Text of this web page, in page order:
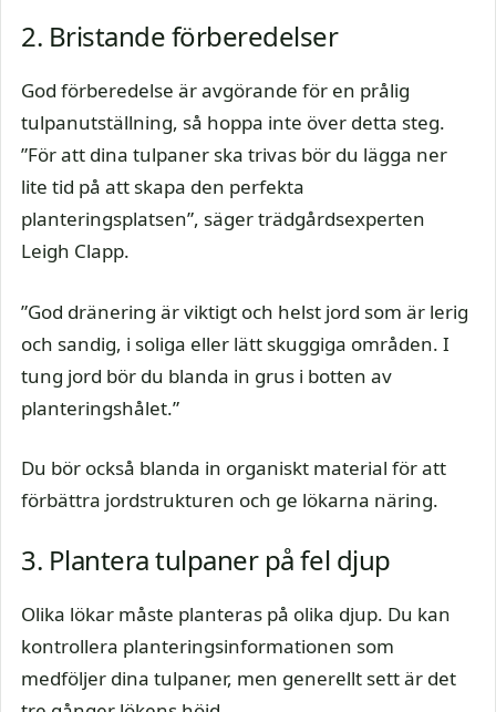
2. Bristande förberedelser
God förberedelse är avgörande för en prålig
tulpanutställning, så hoppa inte över detta steg.
”För att dina tulpaner ska trivas bör du lägga ner
lite tid på att skapa den perfekta
planteringsplatsen”, säger trädgårdsexperten
Leigh Clapp.
”God dränering är viktigt och helst jord som är lerig
och sandig, i soliga eller lätt skuggiga områden. I
tung jord bör du blanda in grus i botten av
planteringshålet.”
Du bör också blanda in organiskt material för att
förbättra jordstrukturen och ge lökarna näring.
3. Plantera tulpaner på fel djup
Olika lökar måste planteras på olika djup. Du kan
kontrollera planteringsinformationen som
medföljer dina tulpaner, men generellt sett är det